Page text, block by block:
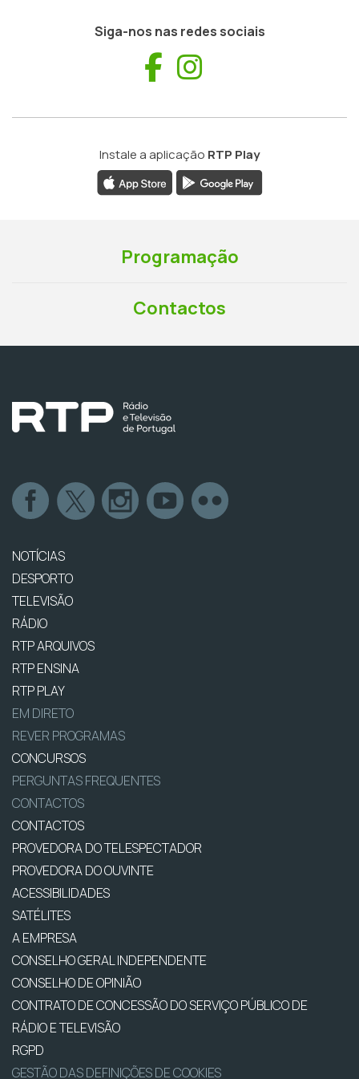
Siga-nos nas redes sociais
Facebook
Instale a aplicação RTP Play
Programação
Contactos
NOTÍCIAS
DESPORTO
TELEVISÃO
RÁDIO
RTP ARQUIVOS
RTP ENSINA
RTP PLAY
EM DIRETO
REVER PROGRAMAS
CONCURSOS
PERGUNTAS FREQUENTES
CONTACTOS
CONTACTOS
PROVEDORA DO TELESPECTADOR
PROVEDORA DO OUVINTE
ACESSIBILIDADES
SATÉLITES
A EMPRESA
CONSELHO GERAL INDEPENDENTE
CONSELHO DE OPINIÃO
CONTRATO DE CONCESSÃO DO SERVIÇO PÚBLICO DE
RÁDIO E TELEVISÃO
RGPD
GESTÃO DAS DEFINIÇÕES DE COOKIES